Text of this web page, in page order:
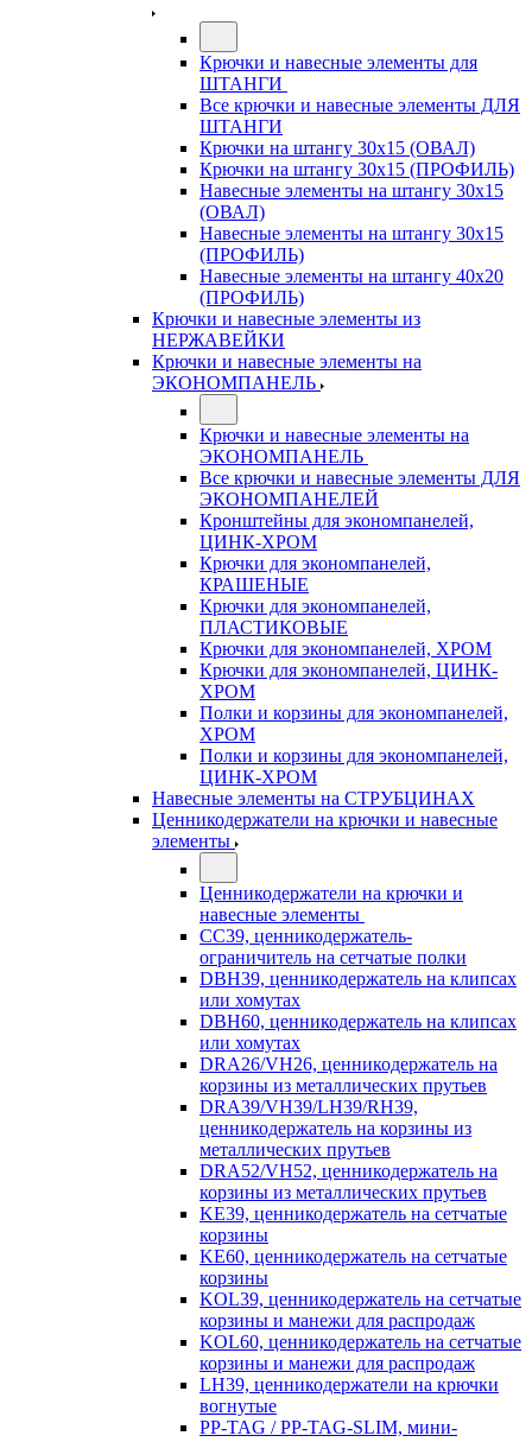
Крючки и навесные элементы для
ШТАНГИ
Все крючки и навесные элементы ДЛЯ
ШТАНГИ
Крючки на штангу 30х15 (ОВАЛ)
Крючки на штангу 30х15 (ПРОФИЛЬ)
Навесные элементы на штангу 30х15
(ОВАЛ)
Навесные элементы на штангу 30х15
(ПРОФИЛЬ)
Навесные элементы на штангу 40х20
(ПРОФИЛЬ)
Крючки и навесные элементы из
НЕРЖАВЕЙКИ
Крючки и навесные элементы на
ЭКОНОМПАНЕЛЬ
Крючки и навесные элементы на
ЭКОНОМПАНЕЛЬ
Все крючки и навесные элементы ДЛЯ
ЭКОНОМПАНЕЛЕЙ
Кронштейны для экономпанелей,
ЦИНК-ХРОМ
Крючки для экономпанелей,
КРАШЕНЫЕ
Крючки для экономпанелей,
ПЛАСТИКОВЫЕ
Крючки для экономпанелей, ХРОМ
Крючки для экономпанелей, ЦИНК-
ХРОМ
Полки и корзины для экономпанелей,
ХРОМ
Полки и корзины для экономпанелей,
ЦИНК-ХРОМ
Навесные элементы на СТРУБЦИНАХ
Ценникодержатели на крючки и навесные
элементы
Ценникодержатели на крючки и
навесные элементы
CC39, ценникодержатель-
ограничитель на сетчатые полки
DBH39, ценникодержатель на клипсах
или хомутах
DBH60, ценникодержатель на клипсах
или хомутах
DRA26/VH26, ценникодержатель на
корзины из металлических прутьев
DRA39/VH39/LH39/RH39,
ценникодержатель на корзины из
металлических прутьев
DRA52/VH52, ценникодержатель на
корзины из металлических прутьев
KE39, ценникодержатель на сетчатые
корзины
KE60, ценникодержатель на сетчатые
корзины
KOL39, ценникодержатель на сетчатые
корзины и манежи для распродаж
KOL60, ценникодержатель на сетчатые
корзины и манежи для распродаж
LH39, ценникодержатели на крючки
вогнутые
PP-TAG / PP-TAG-SLIM, мини-